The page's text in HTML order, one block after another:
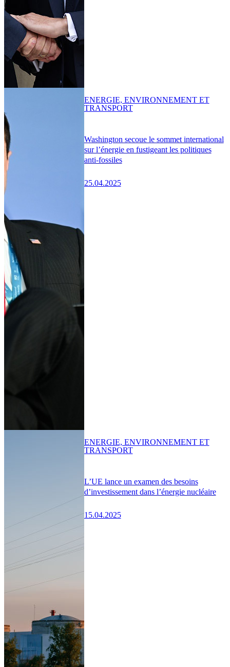
Washington secoue le sommet international
sur l’énergie en fustigeant les politiques
anti-fossiles
25.04.2025
ENERGIE, ENVIRONNEMENT ET
TRANSPORT
L’UE lance un examen des besoins
d’investissement dans l’énergie nucléaire
15.04.2025
ENERGIE, ENVIRONNEMENT ET
TRANSPORT